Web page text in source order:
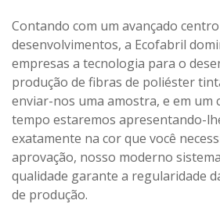
Contando com um avançado
desenvolvimentos, a Ecofabril
empresas a tecnologia para o
produção de fibras de poliéster
enviar-nos uma amostra, e em um
tempo estaremos apresentando-
exatamente na cor que você
aprovação, nosso moderno
qualidade garante a regularidade
de produção.